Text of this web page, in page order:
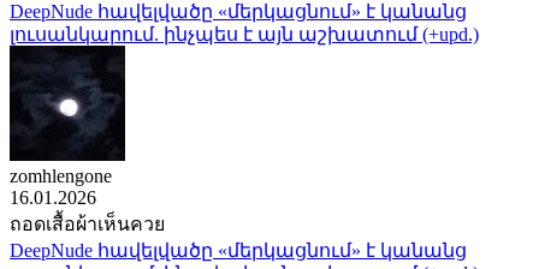
DeepNude հավելվածը «մերկացնում» է կանանց
լուսանկարում. ինչպես է այն աշխատում (+upd.)
zomhlengone
16.01.2026
ถอดเสื้อผ้าเห็นควย
DeepNude հավելվածը «մերկացնում» է կանանց